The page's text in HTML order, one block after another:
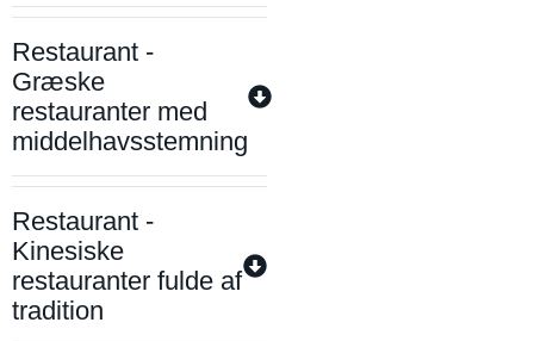
Restaurant -
Græske
restauranter med
middelhavsstemning
Restaurant -
Kinesiske
restauranter fulde af
tradition